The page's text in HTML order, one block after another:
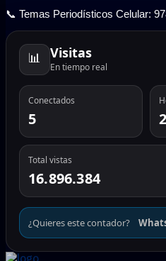
📞 Temas Periodísticos Celular:
📊 Visitas
En tiempo real
Conectados
5
Total vistas
16.896.384
¿Quieres este contador?